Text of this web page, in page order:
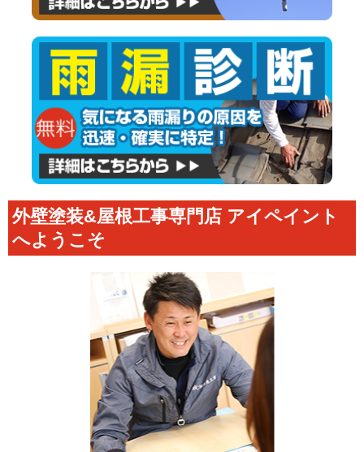
外壁塗装&屋根工事専門店 アイペイント
へようこそ